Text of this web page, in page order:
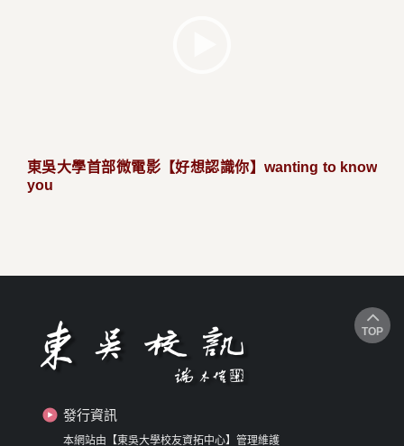
東吳大學首部微電影【好想認識你】wanting to know
you
發行資訊
本網站由【東吳大學校友資拓中心】管理維護
TOP